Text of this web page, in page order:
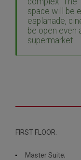
space will be
esplanade,
be open even
supermarket.
FIRST FLOOR:
Master Suite;